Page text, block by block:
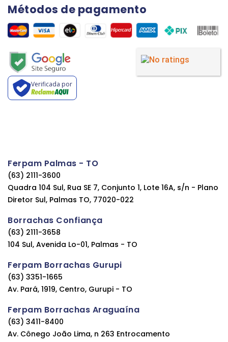
Métodos de pagamento
Verificada por
Ferpam Palmas - TO
(63) 2111-3600
Quadra 104 Sul, Rua SE 7, Conjunto 1, Lote 16A, s/n - Plano
Diretor Sul, Palmas TO, 77020-022
Borrachas Confiança
(63) 2111-3658
104 Sul, Avenida Lo-01, Palmas - TO
Ferpam Borrachas Gurupi
(63) 3351-1665
Av. Pará, 1919, Centro, Gurupi - TO
Ferpam Borrachas Araguaína
(63) 3411-8400
Av. Cônego João Lima, n 263 Entrocamento